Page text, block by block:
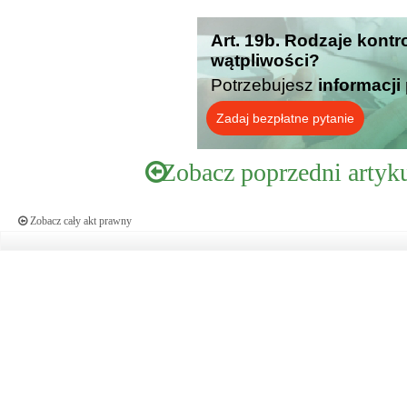
Art. 19b. Rodzaje
wątpliwości?
Potrzebujesz informacji
Zadaj bezpłatne pytanie
Zobacz poprzedni
Zobacz cały akt prawny